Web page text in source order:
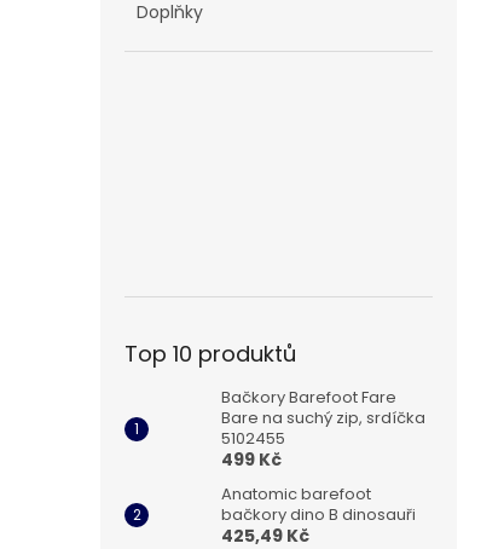
Doplňky
Top 10 produktů
Bačkory Barefoot Fare
Bare na suchý zip, srdíčka
5102455
499 Kč
Anatomic barefoot
bačkory dino B dinosauři
425,49 Kč